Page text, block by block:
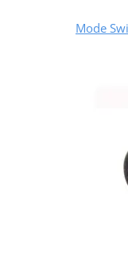
Mode